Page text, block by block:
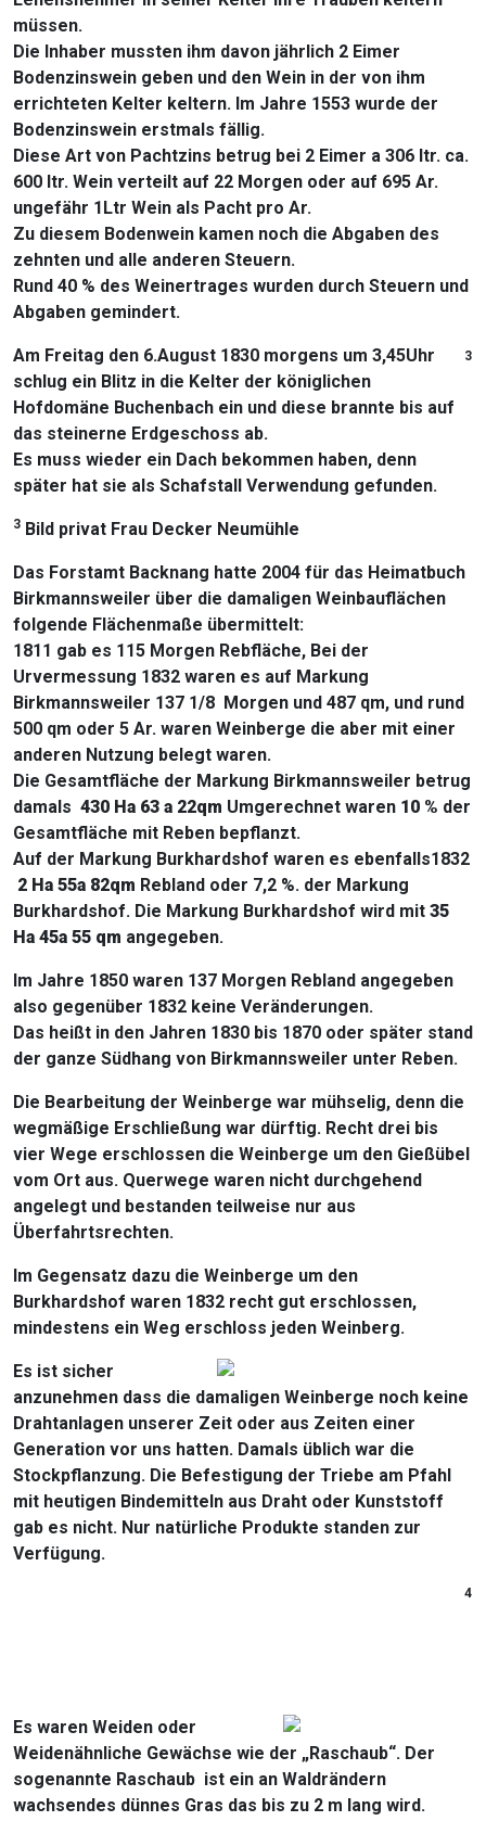
müssen.
Die Inhaber mussten ihm davon jährlich 2 Eimer
Bodenzinswein geben und den Wein in der von ihm
errichteten Kelter keltern. Im Jahre 1553 wurde der
Bodenzinswein erstmals fällig.
Diese Art von Pachtzins betrug bei 2 Eimer a 306 ltr. ca.
600 ltr. Wein verteilt auf 22 Morgen oder auf 695 Ar.
ungefähr 1Ltr Wein als Pacht pro Ar.
Zu diesem Bodenwein kamen noch die Abgaben des
zehnten und alle anderen Steuern.
Rund 40 % des Weinertrages wurden durch Steuern und
Abgaben gemindert.
3
Am Freitag den 6.August 1830 morgens um 3,45Uhr
schlug ein Blitz in die Kelter der königlichen
Hofdomäne Buchenbach ein und diese brannte bis auf
das steinerne Erdgeschoss ab.
Es muss wieder ein Dach bekommen haben, denn
später hat sie als Schafstall Verwendung gefunden.
3 Bild privat Frau Decker Neumühle
Das Forstamt Backnang hatte 2004 für das Heimatbuch
Birkmannsweiler über die damaligen Weinbauflächen
folgende Flächenmaße übermittelt:
1811 gab es 115 Morgen Rebfläche, Bei der
Urvermessung 1832 waren es auf Markung
Birkmannsweiler 137 1/8 Morgen und 487 qm, und rund
500 qm oder 5 Ar. waren Weinberge die aber mit einer
anderen Nutzung belegt waren.
Die Gesamtfläche der Markung Birkmannsweiler betrug
damals 430 Ha 63 a 22qm Umgerechnet waren 10 % der
Gesamtfläche mit Reben bepflanzt.
Auf der Markung Burkhardshof waren es ebenfalls1832
2 Ha 55a 82qm Rebland oder 7,2 %. der Markung
Burkhardshof. Die Markung Burkhardshof wird mit 35
Ha 45a 55 qm angegeben.
Im Jahre 1850 waren 137 Morgen Rebland angegeben
also gegenüber 1832 keine Veränderungen.
Das heißt in den Jahren 1830 bis 1870 oder später stand
der ganze Südhang von Birkmannsweiler unter Reben.
Die Bearbeitung der Weinberge war mühselig, denn die
wegmäßige Erschließung war dürftig. Recht drei bis
vier Wege erschlossen die Weinberge um den Gießübel
vom Ort aus. Querwege waren nicht durchgehend
angelegt und bestanden teilweise nur aus
Überfahrtsrechten.
Im Gegensatz dazu die Weinberge um den
Burkhardshof waren 1832 recht gut erschlossen,
mindestens ein Weg erschloss jeden Weinberg.
Es ist sicher
anzunehmen dass die damaligen Weinberge noch keine
Drahtanlagen unserer Zeit oder aus Zeiten einer
Generation vor uns hatten. Damals üblich war die
Stockpflanzung. Die Befestigung der Triebe am Pfahl
mit heutigen Bindemitteln aus Draht oder Kunststoff
gab es nicht. Nur natürliche Produkte standen zur
Verfügung.
4
Es waren Weiden oder
Weidenähnliche Gewächse wie der „Raschaub“. Der
sogenannte Raschaub ist ein an Waldrändern
wachsendes dünnes Gras das bis zu 2 m lang wird.